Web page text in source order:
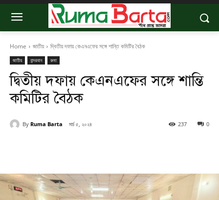
Home জাতীয় দ্বিতীয় দফায় কেএনএফের সঙ্গে শান্তি কমিটির বৈঠক
জাতীয় বান্দরবান রুমা
দ্বিতীয় দফায় কেএনএফের সঙ্গে শান্তি
কমিটির বৈঠক
By Ruma Barta মার্চ ৫, ২০২৪ 0
237